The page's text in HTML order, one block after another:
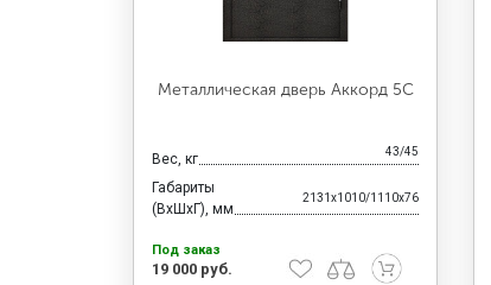
Металлическая дверь Аккорд 5С
Вес, кг 43/45
Габариты
(ВхШхГ), мм
2131x1010/1110x76
Под заказ
19 000 руб.